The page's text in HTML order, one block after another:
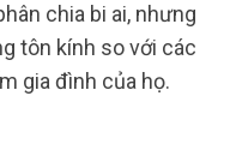
chia bi ai, nhưng
tôn kính so với các
gia đình của họ.